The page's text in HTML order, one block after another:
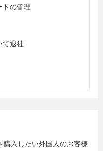
トの管理
て退社
購入したい外国人のお客様